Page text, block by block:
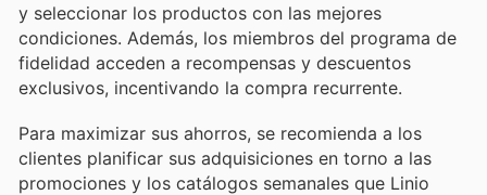
y seleccionar los productos con las mejores
condiciones. Además, los miembros del programa de
fidelidad acceden a recompensas y descuentos
exclusivos, incentivando la compra recurrente.
Para maximizar sus ahorros, se recomienda a los
clientes planificar sus adquisiciones en torno a las
promociones y los catálogos semanales que Linio